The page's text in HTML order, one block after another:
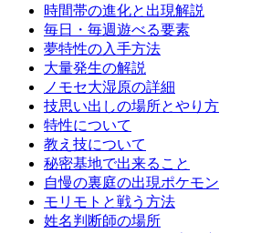
時間帯の進化と出現解説
毎日・毎週遊べる要素
夢特性の入手方法
大量発生の解説
ノモセ大湿原の詳細
技思い出しの場所とやり方
特性について
教え技について
秘密基地で出来ること
自慢の裏庭の出現ポケモン
モリモトと戦う方法
姓名判断師の場所